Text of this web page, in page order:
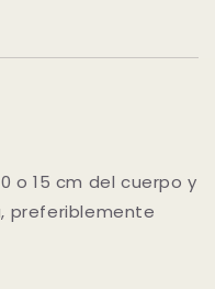
o 15 cm del cuerpo y
preferiblemente